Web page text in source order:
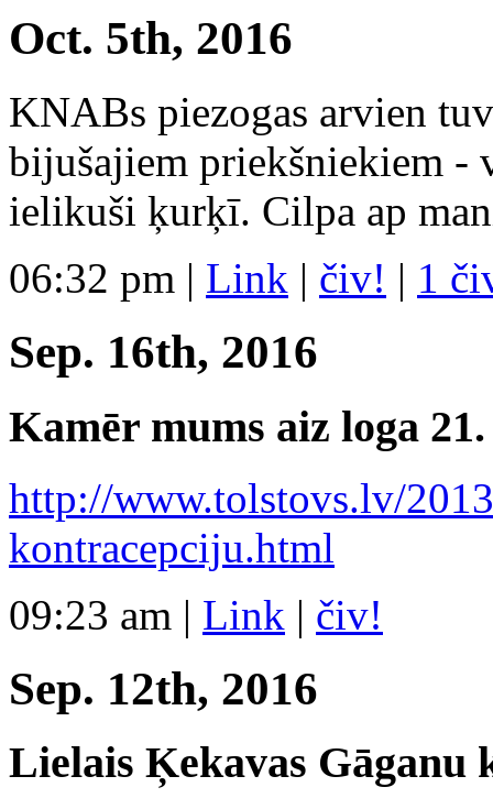
Oct. 5th, 2016
KNABs piezogas arvien
bijušajiem priekšniekiem -
ielikuši ķurķī. Cilpa ap
06:32 pm | Link | čiv! | 1
Sep. 16th, 2016
Kamēr mums aiz loga
http://www.tolstovs.lv/
kontracepciju.html
09:23 am | Link | čiv!
Sep. 12th, 2016
Lielais Ķekavas Gāganu